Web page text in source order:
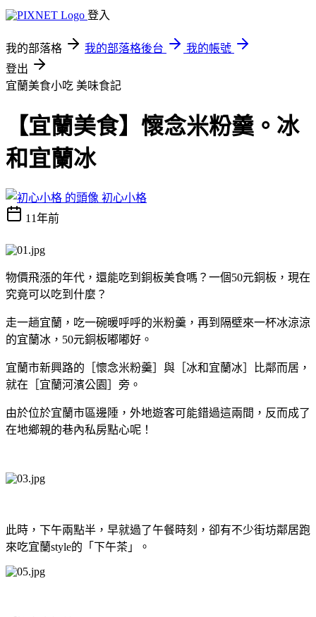
登入
我的部落格 我的部落格後台
我的帳號
登出
宜蘭美食小吃 美味食記
【宜蘭美食】懷念米粉羹。冰
和宜蘭冰
初心小格
11年前
物價飛漲的年代，還能吃到銅板美食嗎？一個50元銅板，現在
究竟可以吃到什麼？
走一趟宜蘭，吃一碗暖呼呼的米粉羹，再到隔壁來一杯冰涼涼
的宜蘭冰，50元銅板嘟嘟好。
宜蘭市新興路的［懷念米粉羹］與［冰和宜蘭冰］比鄰而居，
就在［宜蘭河濱公園］旁。
由於位於宜蘭市區邊陲，外地遊客可能錯過這兩間，反而成了
在地鄉親的巷內私房點心呢！
此時，下午兩點半，早就過了午餐時刻，卻有不少街坊鄰居跑
來吃宜蘭style的「下午茶」。